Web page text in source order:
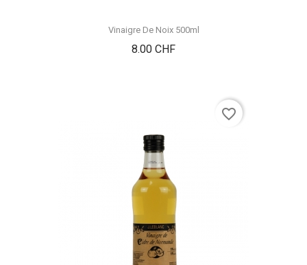
Vinaigre De Noix 500ml
8.00 CHFPrix
favorite_border